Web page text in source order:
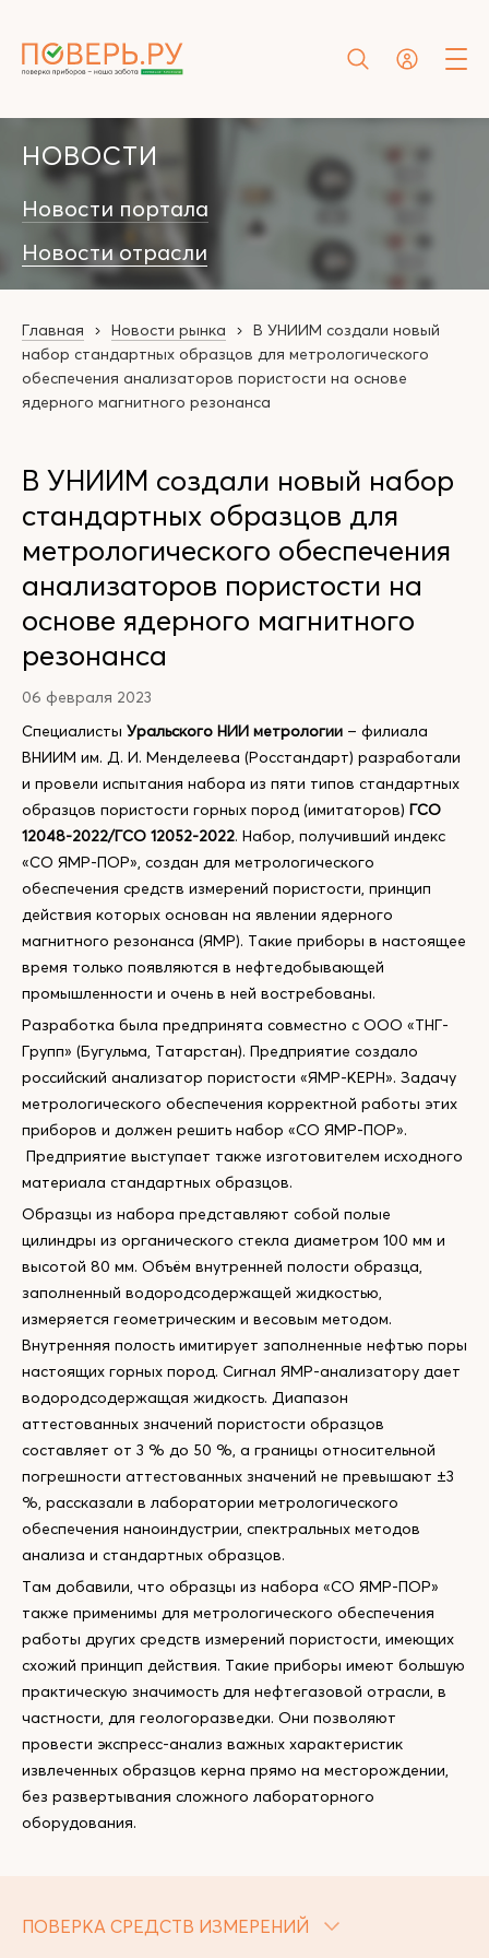
НОВОСТИ
Новости портала
Новости отрасли
Главная Новости рынка
В УНИИМ создали новый
набор стандартных образцов для метрологического
обеспечения анализаторов пористости на основе
ядерного магнитного резонанса
В УНИИМ создали новый набор
стандартных образцов для
метрологического обеспечения
анализаторов пористости на
основе ядерного магнитного
резонанса
06 февраля 2023
Специалисты Уральского НИИ метрологии – филиала
ВНИИМ им. Д. И. Менделеева (Росстандарт) разработали
и провели испытания набора из пяти типов стандартных
образцов пористости горных пород (имитаторов) ГСО
12048-2022/ГСО 12052-2022. Набор, получивший индекс
«СО ЯМР-ПОР», создан для метрологического
обеспечения средств измерений пористости, принцип
действия которых основан на явлении ядерного
магнитного резонанса (ЯМР). Такие приборы в настоящее
время только появляются в нефтедобывающей
промышленности и очень в ней востребованы.
Разработка была предпринята совместно с ООО «ТНГ-
Групп» (Бугульма, Татарстан). Предприятие создало
российский анализатор пористости «ЯМР-КЕРН». Задачу
метрологического обеспечения корректной работы этих
приборов и должен решить набор «СО ЯМР-ПОР».
Предприятие выступает также изготовителем исходного
материала стандартных образцов.
Образцы из набора представляют собой полые
цилиндры из органического стекла диаметром 100 мм и
высотой 80 мм. Объём внутренней полости образца,
заполненный водородсодержащей жидкостью,
измеряется геометрическим и весовым методом.
Внутренняя полость имитирует заполненные нефтью поры
настоящих горных пород. Сигнал ЯМР-анализатору дает
водородсодержащая жидкость. Диапазон
аттестованных значений пористости образцов
составляет от 3 % до 50 %, а границы относительной
погрешности аттестованных значений не превышают ±3
%, рассказали в лаборатории метрологического
обеспечения наноиндустрии, спектральных методов
анализа и стандартных образцов.
Там добавили, что образцы из набора «СО ЯМР-ПОР»
также применимы для метрологического обеспечения
работы других средств измерений пористости, имеющих
схожий принцип действия. Такие приборы имеют большую
практическую значимость для нефтегазовой отрасли, в
частности, для геологоразведки. Они позволяют
провести экспресс-анализ важных характеристик
извлеченных образцов керна прямо на месторождении,
без развертывания сложного лабораторного
оборудования.
ПОВЕРКА СРЕДСТВ ИЗМЕРЕНИЙ